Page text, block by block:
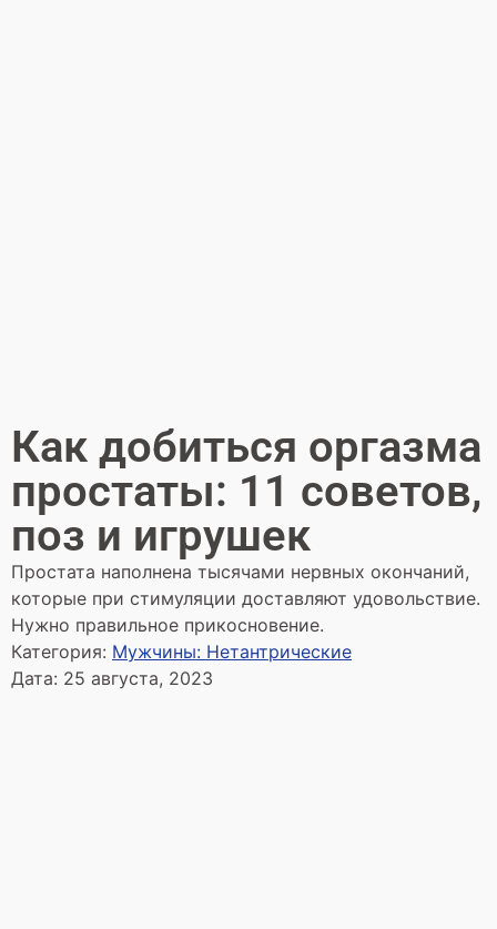
Как добиться оргазма
простаты: 11 советов,
поз и игрушек
Простата наполнена тысячами нервных окончаний,
которые при стимуляции доставляют удовольствие.
Нужно правильное прикосновение.
Категория: Мужчины: Нетантрические
Дата: 25 августа, 2023